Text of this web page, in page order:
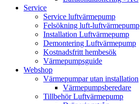
Service
Service luftvärmepump
Felsökning luft-luftvärmepump
Installation Luftvärmepump
Demontering Luftvärmepump
Kostnadsfritt hembesök
Värmepumpsguide
Webshop
Värmepumpar utan installation
Värmepumpsberedare
Tillbehör Luftvärmepump